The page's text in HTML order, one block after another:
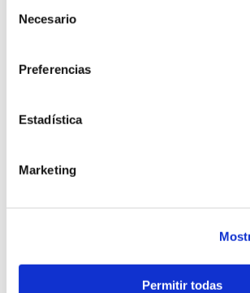
Necesario
Preferencias
Estadística
Marketing
Permitir todas